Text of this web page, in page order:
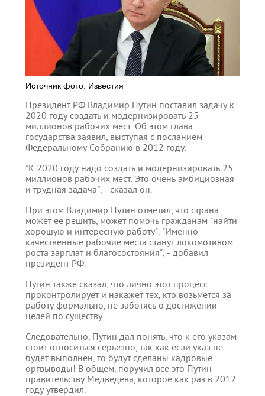
Источник фото: Известия
Президент РФ Владимир Путин поставил задачу к
2020 году создать и модернизировать 25
миллионов рабочих мест. Об этом глава
государства заявил, выступая с посланием
Федеральному Собранию в 2012 году.
"К 2020 году надо создать и модернизировать 25
миллионов рабочих мест. Это очень амбициозная
и трудная задача", - сказал он.
При этом Владимир Путин отметил, что страна
может ее решить, может помочь гражданам "найти
хорошую и интересную работу". "Именно
качественные рабочие места станут локомотивом
роста зарплат и благосостояния", - добавил
президент РФ.
Путин также сказал, что лично этот процесс
проконтролирует и накажет тех, кто возьмется за
работу формально, не заботясь о достижении
целей по существу.
Следовательно, Путин дал понять, что к его указам
стоит относиться серьезно, так как если указ не
будет выполнен, то будут сделаны кадровые
оргвыводы! В общем, поручил все это Путин
правительству Медведева, которое как раз в 2012
году утвердил.